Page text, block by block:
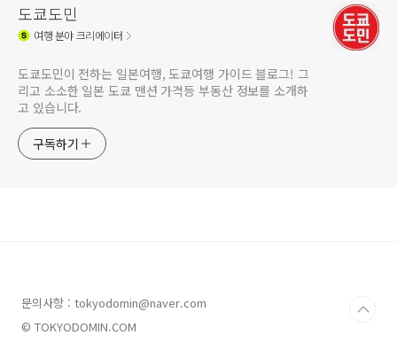
도쿄도민
여행분야 크리에이터
도쿄도민이 전하는 일본여행, 도쿄여행 가이드 블로그! 그
리고 소소한 일본 도쿄 맨션 가격등 부동산 정보를 소개하
고 있습니다.
구독하기
문의사항 : tokyodomin@naver.com
© TOKYODOMIN.COM